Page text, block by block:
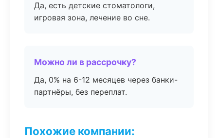
Да, есть детские стоматологи,
игровая зона, лечение во сне.
Можно ли в рассрочку?
Да, 0% на 6-12 месяцев через банки-
партнёры, без переплат.
Похожие компании: